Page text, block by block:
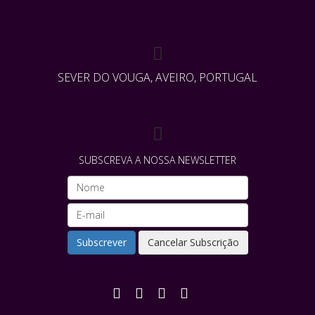
SEVER DO VOUGA, AVEIRO, PORTUGAL
SUBSCREVA A NOSSA NEWSLETTER